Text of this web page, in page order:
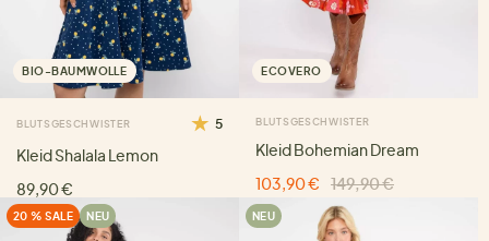
BIO-BAUMWOLLE
BLUTSGESCHWISTER 5
Kleid Shalala Lemon
89,90 €
ECOVERO
BLUTSGESCHWISTER
Kleid Bohemian Dream
103,90 €
149,90 €
20 % SALE NEU NEU